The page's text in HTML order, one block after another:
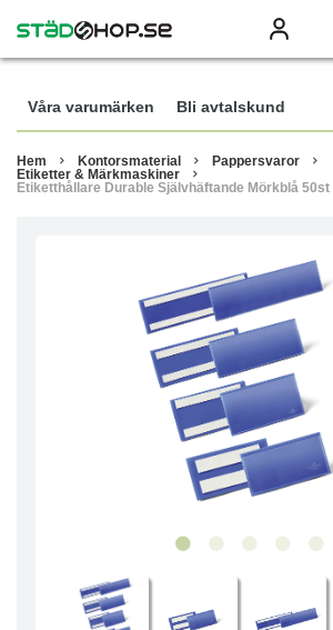
Våra varumärken Bli avtalskund
Hem Kontorsmaterial
Pappersvaror
Etiketter & Märkmaskiner
Etiketthållare Durable Självhäftande Mörkblå 50st